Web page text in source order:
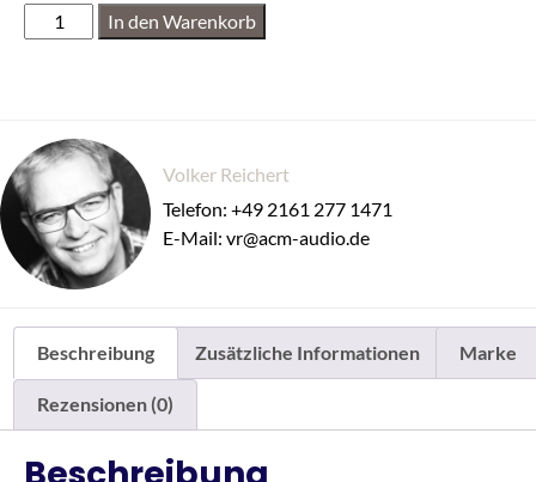
In den Warenkorb
Volker Reichert
Telefon: +49 2161 277 1471
E-Mail: vr@acm-audio.de
Beschreibung Zusätzliche Informationen Marke
Rezensionen (0)